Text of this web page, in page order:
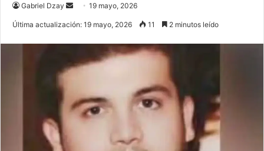
Gabriel Dzay
Send
an
19 mayo, 2026
Última actualización: 19 mayo, 2026 11 2 minutos leído